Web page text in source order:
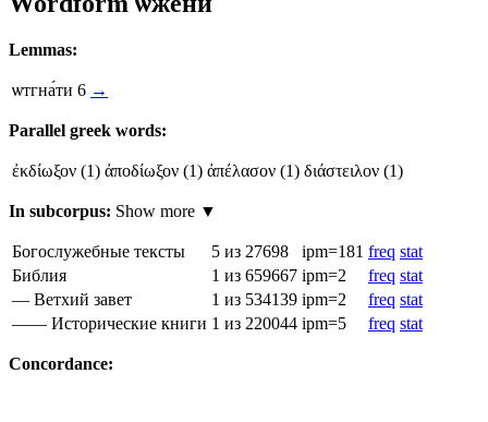
Lemmas:
ѡтгна́ти 6 →
Parallel greek words:
ἐκδίωξον (1) ἀποδίωξον (1) ἀπέλασον (1) διάστειλον (1)
In subcorpus: Show more ▼
Богослужебные тексты 5 из 27698 ipm=181 freq stat
Библия
1 из 659667 ipm=2 freq stat
— Ветхий завет
1 из 534139 ipm=2 freq stat
—— Исторические книги 1 из 220044 ipm=5 freq stat
Concordance: